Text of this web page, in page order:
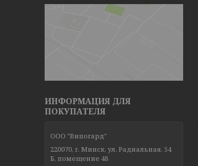
ИНФОРМАЦИЯ ДЛЯ
ПОКУПАТЕЛЯ
ООО "Випогард"
220070, г. Минск, ул. Радиальная, 54
Б, помещение 48